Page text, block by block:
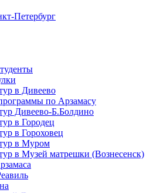
Петербург
в Дивеево
по Арзамасу
Дивеево-Б.Болдино
в Городец
в Гороховец
в Муром
в Музей матрешки (Вознесенск)